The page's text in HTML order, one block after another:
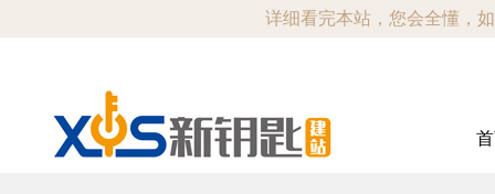
详细看完本站，您会全懂，